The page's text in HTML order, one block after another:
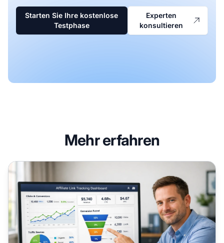
Starten Sie Ihre kostenlose
Testphase
Experten
konsultieren
Mehr erfahren
Affiliate-Links verfolgen: Leitfaden für Marketer